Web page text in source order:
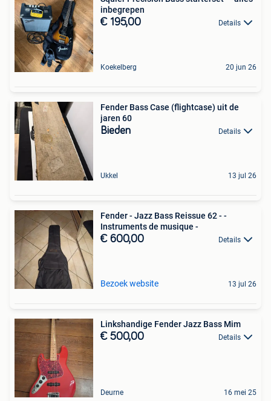
inbegrepen
€ 195,00 Details
Koekelberg 20 jun 26
Fender Bass Case (flightcase) uit de
jaren 60
Bieden Details
Ukkel 13 jul 26
Fender - Jazz Bass Reissue 62 - -
Instruments de musique -
€ 600,00 Details
Bezoek website 13 jul 26
Linkshandige Fender Jazz Bass Mim
€ 500,00 Details
Deurne 16 mei 25